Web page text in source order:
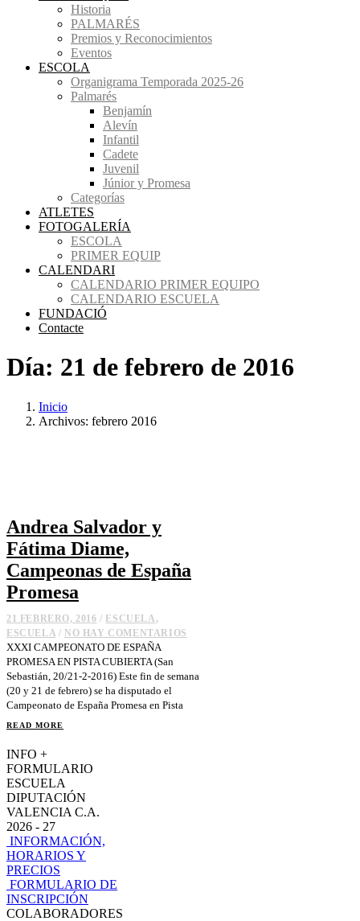
Historia
PALMARÉS
Premios y Reconocimientos
Eventos
ESCOLA
Organigrama Temporada 2025-26
Palmarés
Benjamín
Alevín
Infantil
Cadete
Juvenil
Júnior y Promesa
Categorías
ATLETES
FOTOGALERÍA
ESCOLA
PRIMER EQUIP
CALENDARI
CALENDARIO PRIMER EQUIPO
CALENDARIO ESCUELA
FUNDACIÓ
Contacte
Día: 21 de febrero de 2016
Inicio
Archivos: febrero 2016
Andrea Salvador y
Fátima Diame,
Campeonas de España
Promesa
21 FEBRERO, 2016 / ESCUELA ,
ESCUELA / NO HAY COMENTARIOS
XXXI CAMPEONATO DE ESPAÑA
PROMESA EN PISTA CUBIERTA (San
Sebastián, 20/21-2-2016) Este fin de semana
(20 y 21 de febrero) se ha disputado el
Campeonato de España Promesa en Pista
READ MORE
INFO +
FORMULARIO
ESCUELA
DIPUTACIÓN
VALENCIA C.A.
2026 - 27
INFORMACIÓN,
HORARIOS Y
PRECIOS
FORMULARIO DE
INSCRIPCIÓN
COLABORADORES